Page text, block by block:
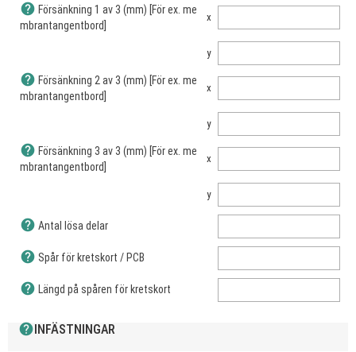
help Försänkning 1 av 3 (mm) [För ex. me
mbrantangentbord]
x
y
help Försänkning 2 av 3 (mm) [För ex. me
mbrantangentbord]
x
y
help Försänkning 3 av 3 (mm) [För ex. me
mbrantangentbord]
x
y
help Antal lösa delar
help Spår för kretskort / PCB
help Längd på spåren för kretskort
helpINFÄSTNINGAR